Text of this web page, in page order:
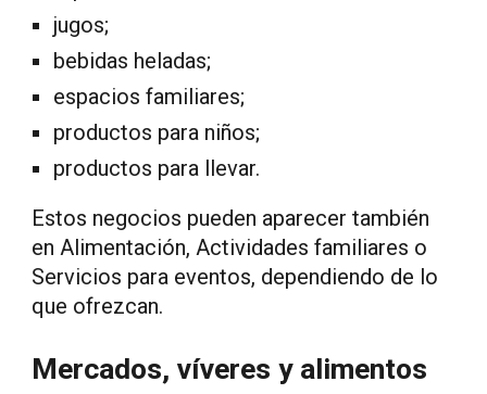
jugos;
bebidas heladas;
espacios familiares;
productos para niños;
productos para llevar.
Estos negocios pueden aparecer también
en Alimentación, Actividades familiares o
Servicios para eventos, dependiendo de lo
que ofrezcan.
Mercados, víveres y alimentos